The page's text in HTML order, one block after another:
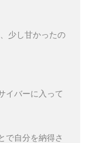
少し甘かったの
イバーに入って
で自分を納得さ